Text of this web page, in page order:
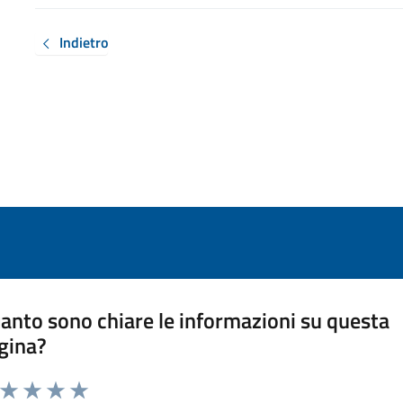
Indietro
sono chiare le informazioni su questa
da 1 a 5 stelle la pagina